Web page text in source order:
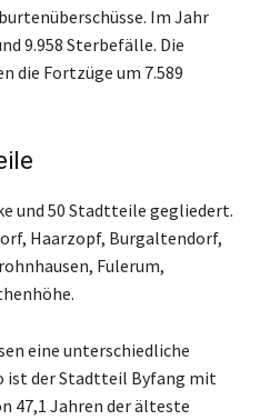
Im Jahr
9.958 Sterbefälle. Die
die Fortzüge um 7.589
und 50 Stadtteile gegliedert.
Haarzopf, Burgaltendorf,
Fulerum,
eine unterschiedliche
ist der Stadtteil Byfang mit
47,1 Jahren der älteste